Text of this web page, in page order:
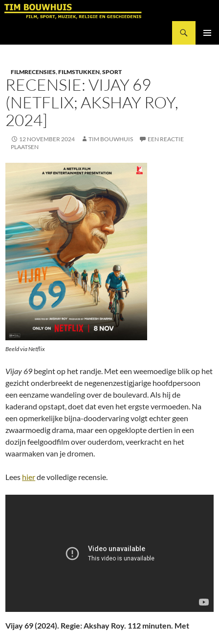
Ga
FILMRECENSIES,FILMSTUKKEN,SPORT
RECENSIE: VIJAY 69
(NETFLIX; AKSHAY ROY,
2024]
12 NOVEMBER 2024 TIM BOUWHUIS
EEN REACTIE
PLAATSEN
Beeld via Netflix
Vijay 69 begint op het randje. Met een weemoedige blik op het
gezicht onderbreekt de negenenzestigjarige hoofdpersoon
een eenzame wandeling over de boulevard. Als hij de
kaderand opstapt, doet dat even het ergste vermoeden. Na
een opmerkelijke bijna-doodervaring volgt echter geen
zwaarmoedig drama, maar een opgeklopte dertien in een
dozijn feelgoodfilm over ouderdom, veerkracht en het
waarmaken van je dromen.
Lees hierde volledige recensie.
Vijay 69 (2024). Regie: Akshay Roy. 112 minuten. Met